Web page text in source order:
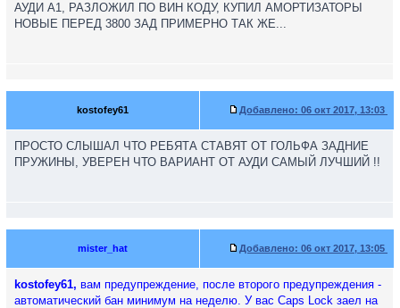
АУДИ А1, РАЗЛОЖИЛ ПО ВИН КОДУ, КУПИЛ АМОРТИЗАТОРЫ
НОВЫЕ ПЕРЕД 3800 ЗАД ПРИМЕРНО ТАК ЖЕ...
kostofey61 Добавлено: 06 окт 2017, 13:03
ПРОСТО СЛЫШАЛ ЧТО РЕБЯТА СТАВЯТ ОТ ГОЛЬФА ЗАДНИЕ
ПРУЖИНЫ, УВЕРЕН ЧТО ВАРИАНТ ОТ АУДИ САМЫЙ ЛУЧШИЙ !!
mister_hat Добавлено: 06 окт 2017, 13:05
kostofey61, вам предупреждение, после второго предупреждения -
автоматический бан минимум на неделю. У вас Caps Lock заел на